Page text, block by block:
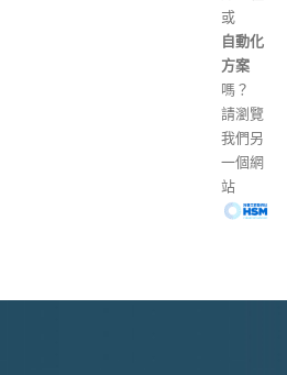
或
自動化
方案
嗎？
請瀏覽
我們另
一個網
站